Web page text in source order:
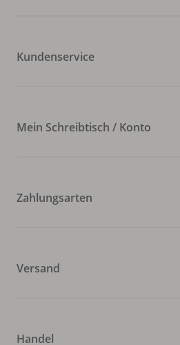
Kundenservice
Mein Schreibtisch / Konto
Zahlungsarten
Versand
Handel